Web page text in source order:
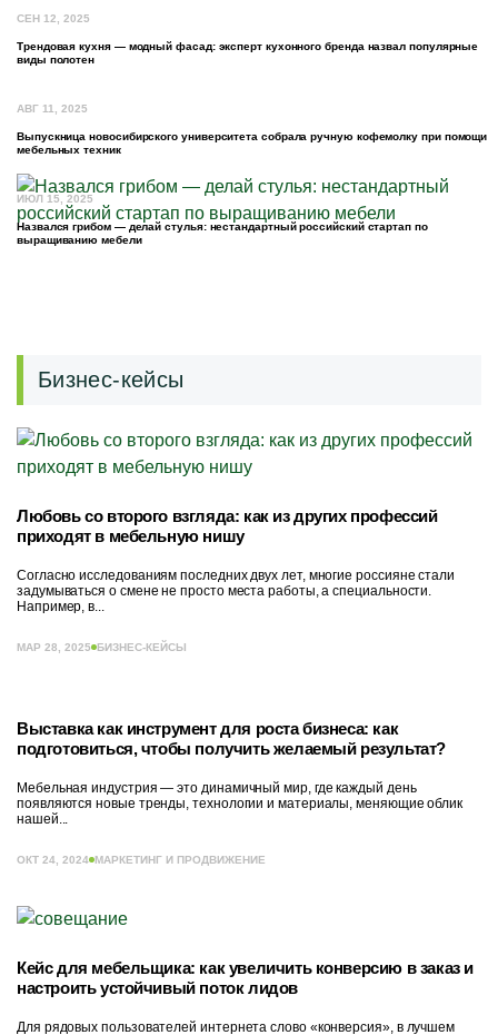
СЕН 12, 2025
Трендовая кухня — модный фасад: эксперт кухонного бренда назвал популярные
виды полотен
АВГ 11, 2025
Выпускница новосибирского университета собрала ручную кофемолку при помощи
мебельных техник
ИЮЛ 15, 2025
Назвался грибом — делай стулья: нестандартный российский стартап по
выращиванию мебели
Бизнес-кейсы
Любовь со второго взгляда: как из других профессий
приходят в мебельную нишу
Согласно исследованиям последних двух лет, многие россияне стали
задумываться о смене не просто места работы, а специальности.
Например, в...
МАР 28, 2025 БИЗНЕС-КЕЙСЫ
Выставка как инструмент для роста бизнеса: как
подготовиться, чтобы получить желаемый результат?
Мебельная индустрия — это динамичный мир, где каждый день
появляются новые тренды, технологии и материалы, меняющие облик
нашей...
ОКТ 24, 2024 МАРКЕТИНГ И ПРОДВИЖЕНИЕ
Кейс для мебельщика: как увеличить конверсию в заказ и
настроить устойчивый поток лидов
Для рядовых пользователей интернета слово «конверсия», в лучшем